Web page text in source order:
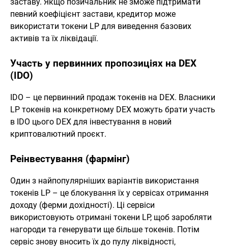
певний коефіцієнт застави, кредитор може
використати токени LP для виведення базових
активів та їх ліквідації.
Участь у первинних пропозиціях на DEX
(IDO)
IDO – це первинний продаж токенів на DEX. Власники
LP токенів на конкретному DEX можуть брати участь
в IDO цього DEX для інвестування в новий
криптовалютний проєкт.
Реінвестування (фармінг)
Один з найпопулярніших варіантів використання
токенів LP – це блокування їх у сервісах отримання
доходу (ферми дохідності). Ці сервіси
використовують отримані токени LP, щоб заробляти
нагороди та генерувати ще більше токенів. Потім
сервіс знову вносить їх до пулу ліквідності,